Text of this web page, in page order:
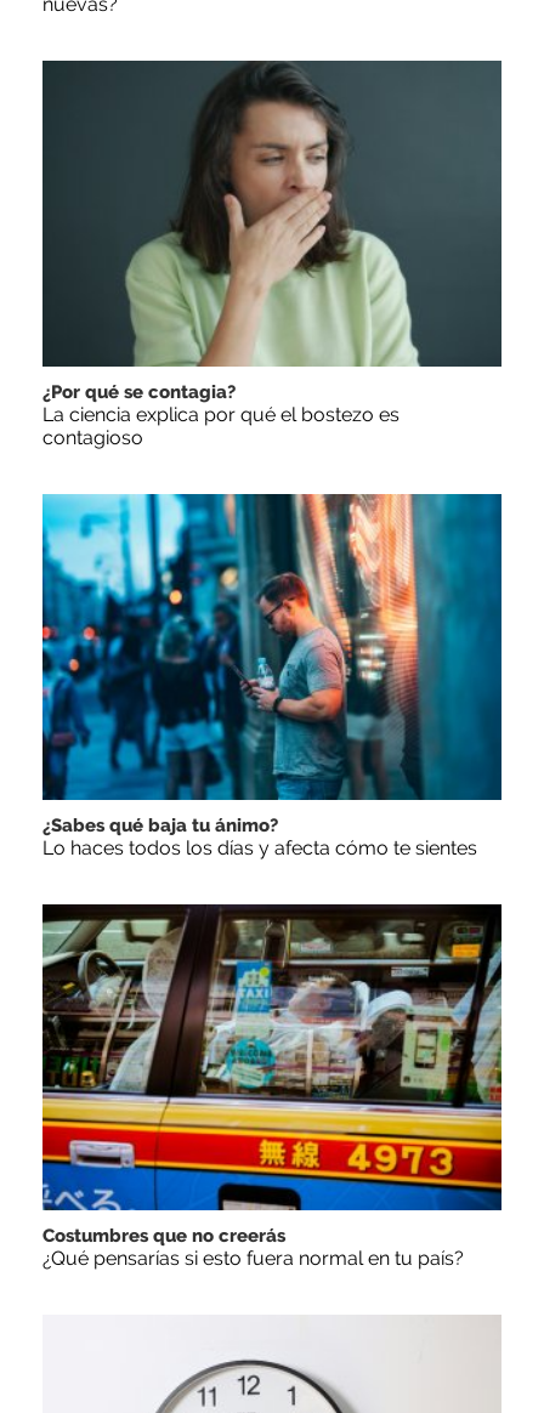
¿Por qué se contagia?
La ciencia explica por qué el bostezo es
contagioso
¿Sabes qué baja tu ánimo?
Lo haces todos los días y afecta cómo te sientes
Costumbres que no creerás
¿Qué pensarías si esto fuera normal en tu país?